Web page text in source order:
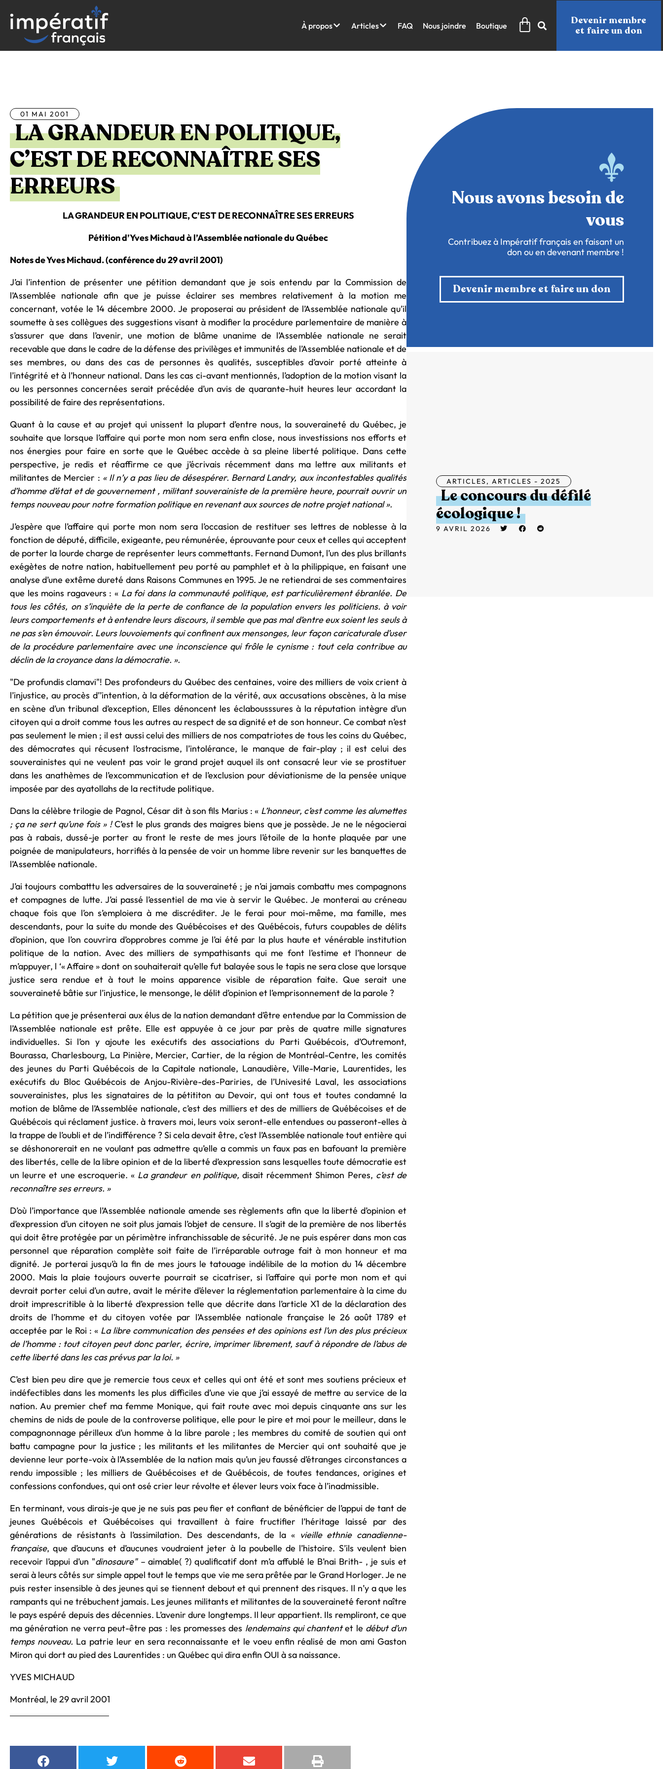
contenu
À propos Articles FAQ Nous joindre Boutique Panier
Devenir membre
et faire un don
01 MAI 2001
LA GRANDEUR EN POLITIQUE,
C’EST DE RECONNAÎTRE SES
ERREURS
LA GRANDEUR EN POLITIQUE, C’EST DE RECONNAÎTRE SES ERREURS
Pétition d’Yves Michaud à l’Assemblée nationale du Québec
Notes de Yves Michaud. (conférence du 29 avril 2001)
J’ai l’intention de présenter une pétition demandant que je sois entendu par la Commission de
l’Assemblée nationale afin que je puisse éclairer ses membres relativement à la motion me
concernant, votée le 14 décembre 2000. Je proposerai au président de l’Assemblée nationale qu’il
soumette à ses collègues des suggestions visant à modifier la procédure parlementaire de manière à
s’assurer que dans l’avenir, une motion de blâme unanime de l’Assemblée nationale ne serait
recevable que dans le cadre de la défense des privilèges et immunités de l’Assemblée nationale et de
ses membres, ou dans des cas de personnes ès qualités, susceptibles d’avoir porté atteinte à
l’intégrité et à l’honneur national. Dans les cas ci-avant mentionnés, l’adoption de la motion visant la
ou les personnes concernées serait précédée d’un avis de quarante-huit heures leur accordant la
possibilité de faire des représentations.
Quant à la cause et au projet qui unissent la plupart d’entre nous, la souveraineté du Québec, je
souhaite que lorsque l’affaire qui porte mon nom sera enfin close, nous investissions nos efforts et
nos énergies pour faire en sorte que le Québec accède à sa pleine liberté politique. Dans cette
perspective, je redis et réaffirme ce que j’écrivais récemment dans ma lettre aux militants et
militantes de Mercier : « Il n’y a pas lieu de désespérer. Bernard Landry, aux incontestables qualités
d’homme d’état et de gouvernement , militant souverainiste de la première heure, pourrait ouvrir un
temps nouveau pour notre formation politique en revenant aux sources de notre projet national ».
J’espère que l’affaire qui porte mon nom sera l’occasion de restituer ses lettres de noblesse à la
fonction de député, difficile, exigeante, peu rémunérée, éprouvante pour ceux et celles qui acceptent
de porter la lourde charge de représenter leurs commettants. Fernand Dumont, l’un des plus brillants
exégètes de notre nation, habituellement peu porté au pamphlet et à la philippique, en faisant une
analyse d’une extême dureté dans Raisons Communes en 1995. Je ne retiendrai de ses commentaires
que les moins ragaveurs : « La foi dans la communauté politique, est particulièrement ébranlée. De
tous les côtés, on s’inquiète de la perte de confiance de la population envers les politiciens. à voir
leurs comportements et à entendre leurs discours, il semble que pas mal d’entre eux soient les seuls à
ne pas s’en émouvoir. Leurs louvoiements qui confinent aux mensonges, leur façon caricaturale d’user
de la procédure parlementaire avec une inconscience qui frôle le cynisme : tout cela contribue au
déclin de la croyance dans la démocratie. ».
"De profundis clamavi"! Des profondeurs du Québec des centaines, voire des milliers de voix crient à
l’injustice, au procès d’’intention, à la déformation de la vérité, aux accusations obscènes, à la mise
en scène d’un tribunal d’exception, Elles dénoncent les éclabousssures à la réputation intègre d’un
citoyen qui a droit comme tous les autres au respect de sa dignité et de son honneur. Ce combat n’est
pas seulement le mien ; il est aussi celui des milliers de nos compatriotes de tous les coins du Québec,
des démocrates qui récusent l’ostracisme, l’intolérance, le manque de fair-play ; il est celui des
souverainistes qui ne veulent pas voir le grand projet auquel ils ont consacré leur vie se prostituer
dans les anathèmes de l’excommunication et de l’exclusion pour déviationisme de la pensée unique
imposée par des ayatollahs de la rectitude politique.
Dans la célèbre trilogie de Pagnol, César dit à son fils Marius : « L’honneur, c’est comme les alumettes
; ça ne sert qu’une fois » !C’est le plus grands des maigres biens que je possède. Je ne le négocierai
pas à rabais, dussé-je porter au front le reste de mes jours l’étoile de la honte plaquée par une
poignée de manipulateurs, horrifiés à la pensée de voir un homme libre revenir sur les banquettes de
l’Assemblée nationale.
J’ai toujours combatttu les adversaires de la souveraineté ; je n’ai jamais combattu mes compagnons
et compagnes de lutte. J’ai passé l’essentiel de ma vie à servir le Québec. Je monterai au créneau
chaque fois que l’on s’emploiera à me discréditer. Je le ferai pour moi-même, ma famille, mes
descendants, pour la suite du monde des Québécoises et des Québécois, futurs coupables de délits
d’opinion, que l’on couvrira d’opprobres comme je l’ai été par la plus haute et vénérable institution
politique de la nation. Avec des milliers de sympathisants qui me font l’estime et l’honneur de
m’appuyer, l ‘« Affaire » dont on souhaiterait qu’elle fut balayée sous le tapis ne sera close que lorsque
justice sera rendue et à tout le moins apparence visible de réparation faite. Que serait une
souveraineté bâtie sur l’injustice, le mensonge, le délit d’opinion et l’emprisonnement de la parole ?
La pétition que je présenterai aux élus de la nation demandant d’être entendue par la Commission de
l’Assemblée nationale est prête. Elle est appuyée à ce jour par près de quatre mille signatures
individuelles. Si l’on y ajoute les exécutifs des associations du Parti Québécois, d’Outremont,
Bourassa, Charlesbourg, La Pinière, Mercier, Cartier, de la région de Montréal-Centre, les comités
des jeunes du Parti Québécois de la Capitale nationale, Lanaudière, Ville-Marie, Laurentides, les
exécutifs du Bloc Québécois de Anjou-Rivière-des-Pariries, de l’Univesité Laval, les associations
souverainistes, plus les signataires de la pétititon au Devoir, qui ont tous et toutes condamné la
motion de blâme de l’Assemblée nationale, c’est des milliers et des de milliers de Québécoises et de
Québécois qui réclament justice. à travers moi, leurs voix seront-elle entendues ou passeront-elles à
la trappe de l’oubli et de l’indifférence ? Si cela devait être, c’est l’Assemblée nationale tout entière qui
se déshonorerait en ne voulant pas admettre qu’elle a commis un faux pas en bafouant la première
des libertés, celle de la libre opinion et de la liberté d’expression sans lesquelles toute démocratie est
un leurre et une escroquerie. « La grandeur en politique,disait récemment Shimon Peres, c’est de
reconnaître ses erreurs. »
D’où l’importance que l’Assemblée nationale amende ses règlements afin que la liberté d’opinion et
d’expression d’un citoyen ne soit plus jamais l’objet de censure. Il s’agit de la première de nos libertés
qui doit être protégée par un périmètre infranchissable de sécurité. Je ne puis espérer dans mon cas
personnel que réparation complète soit faite de l’irréparable outrage fait à mon honneur et ma
dignité. Je porterai jusqu’à la fin de mes jours le tatouage indélibile de la motion du 14 décembre
2000. Mais la plaie toujours ouverte pourrait se cicatriser, si l’affaire qui porte mon nom et qui
devrait porter celui d’un autre, avait le mérite d’élever la réglementation parlementaire à la cime du
droit imprescritible à la liberté d’expression telle que décrite dans l’article X1 de la déclaration des
droits de l’homme et du citoyen votée par l’Assemblée nationale française le 26 août 1789 et
acceptée par le Roi : « La libre communication des pensées et des opinions est l’un des plus précieux
de l’homme : tout citoyen peut donc parler, écrire, imprimer librement, sauf à répondre de l’abus de
cette liberté dans les cas prévus par la loi. »
C’est bien peu dire que je remercie tous ceux et celles qui ont été et sont mes soutiens précieux et
indéfectibles dans les moments les plus difficiles d’une vie que j’ai essayé de mettre au service de la
nation. Au premier chef ma femme Monique, qui fait route avec moi depuis cinquante ans sur les
chemins de nids de poule de la controverse politique, elle pour le pire et moi pour le meilleur, dans le
compagnonnage périlleux d’un homme à la libre parole ; les membres du comité de soutien qui ont
battu campagne pour la justice ; les militants et les militantes de Mercier qui ont souhaité que je
devienne leur porte-voix à l’Assemblée de la nation mais qu’un jeu faussé d’étranges circonstances a
rendu impossible ; les milliers de Québécoises et de Québécois, de toutes tendances, origines et
confessions confondues, qui ont osé crier leur révolte et élever leurs voix face à l’inadmissible.
En terminant, vous dirais-je que je ne suis pas peu fier et confiant de bénéficier de l’appui de tant de
jeunes Québécois et Québécoises qui travaillent à faire fructifier l’héritage laissé par des
générations de résistants à l’assimilation. Des descendants, de la « vieille ethnie canadienne-
française, que d’aucuns et d’aucunes voudraient jeter à la poubelle de l’histoire. S’ils veulent bien
recevoir l’appui d’un "dinosaure" –aimable( ?) qualificatif dont m’a affublé le B’nai Brith- , je suis et
serai à leurs côtés sur simple appel tout le temps que vie me sera prêtée par le Grand Horloger. Je ne
puis rester insensible à des jeunes qui se tiennent debout et qui prennent des risques. Il n’y a que les
rampants qui ne trébuchent jamais. Les jeunes militants et militantes de la souveraineté feront naître
le pays espéré depuis des décennies. L’avenir dure longtemps. Il leur appartient. Ils rempliront, ce que
ma génération ne verra peut-être pas : les promesses des lendemains qui chantentet le début d’un
temps nouveau. La patrie leur en sera reconnaissante et le voeu enfin réalisé de mon ami Gaston
Miron qui dort au pied des Laurentides : un Québec qui dira enfin OUI à sa naissance.
YVES MICHAUD
Montréal, le 29 avril 2001
Nous avons besoin de
vous
Contribuez à Impératif français en faisant un
don ou en devenant membre !
Devenir membre et faire un don
ARTICLES, ARTICLES - 2025
Le concours du défilé
écologique !
9 AVRIL 2026